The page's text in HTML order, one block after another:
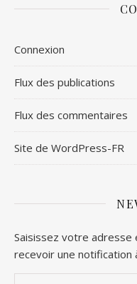
Connexion
Flux des publications
Flux des commentaires
Site de WordPress-FR
Saisissez votre adresse
recevoir une notification